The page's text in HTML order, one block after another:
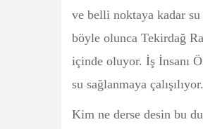
ve belli noktaya kadar su
böyle olunca Tekirdağ
içinde oluyor. İş İnsanı
su sağlanmaya çalışılıyor.
Kim ne derse desin bu